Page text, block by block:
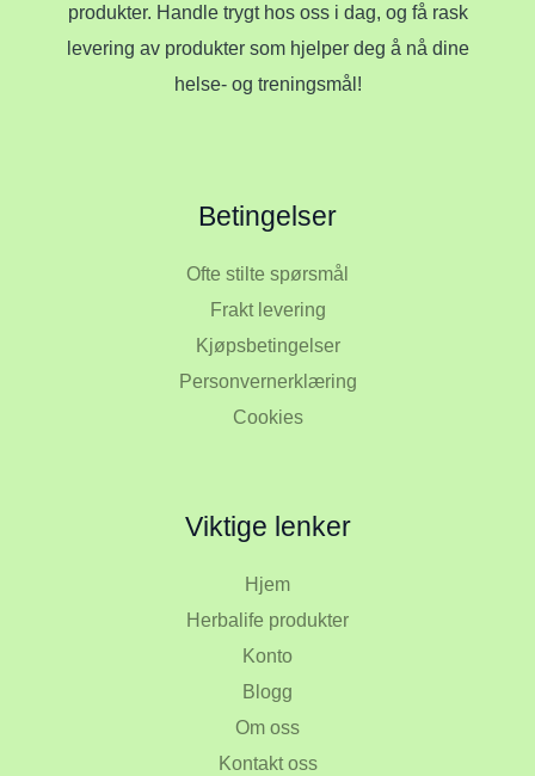
produkter. Handle trygt hos oss i dag, og få rask
levering av produkter som hjelper deg å nå dine
helse- og treningsmål!
Betingelser
Ofte stilte spørsmål
Frakt levering
Kjøpsbetingelser
Personvernerklæring
Cookies
Viktige lenker
Hjem
Herbalife produkter
Konto
Blogg
Om oss
Kontakt oss